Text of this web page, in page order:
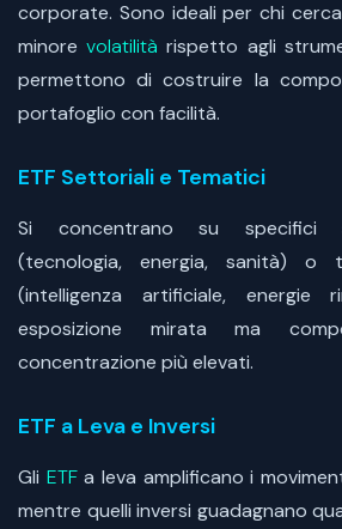
corporate. Sono ideali per chi
minorevolatilità rispetto agli
permettono di costruire la
portafoglio con facilità.
ETF Settoriali e Tematici
Si concentrano su specifici
(tecnologia, energia, sanità) o
(intelligenza artificiale, energie
esposizione mirata ma
concentrazione più elevati.
ETF a Leva e Inversi
Gli ETFa leva amplificano i
mentre quelli inversi guadagnano